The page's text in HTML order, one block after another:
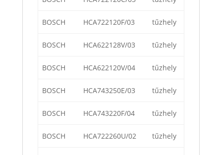
BOSCH HCA722120F/03 tűzhely
BOSCH HCA622128V/03 tűzhely
BOSCH HCA622120V/04 tűzhely
BOSCH HCA743250E/03 tűzhely
BOSCH HCA743220F/04 tűzhely
BOSCH HCA722260U/02 tűzhely